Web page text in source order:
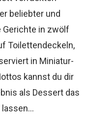
beliebter und
in zwölf
Toilettendeckeln,
in Miniatur-
kannst du dir
als Dessert das
lassen…